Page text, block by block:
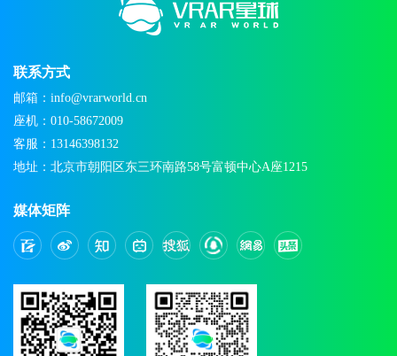
联系方式
邮箱：info@vrarworld.cn
座机：010-58672009
客服：13146398132
地址：北京市朝阳区东三环南路58号富顿中心A座1215
媒体矩阵